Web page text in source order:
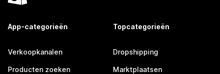
App-categorieën
Verkoopkanalen
Producten zoeken
Topcategorieën
Dropshipping
Marktplaatsen